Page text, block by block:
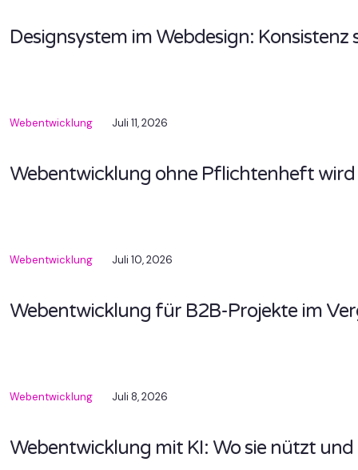
Designsystem im Webdesign:
Webentwicklung Juli 11, 2026
Webentwicklung ohne Pflichtenheft
Webentwicklung Juli 10, 2026
Webentwicklung für B2B-Projekte im
Webentwicklung Juli 8, 2026
Webentwicklung mit KI: Wo sie nützt